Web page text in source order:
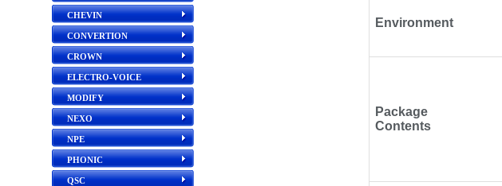
CHEVIN
CONVERTION
CROWN
ELECTRO-VOICE
MODIFY
NEXO
NPE
PHONIC
QSC
Environment
Package
Contents